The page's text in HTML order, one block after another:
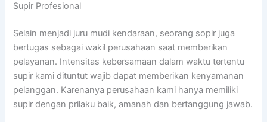
Supir Profesional
Selain menjadi juru mudi kendaraan, seorang sopir juga
bertugas sebagai wakil perusahaan saat memberikan
pelayanan. Intensitas kebersamaan dalam waktu tertentu
supir kami dituntut wajib dapat memberikan kenyamanan
pelanggan. Karenanya perusahaan kami hanya memiliki
supir dengan prilaku baik, amanah dan bertanggung jawab.